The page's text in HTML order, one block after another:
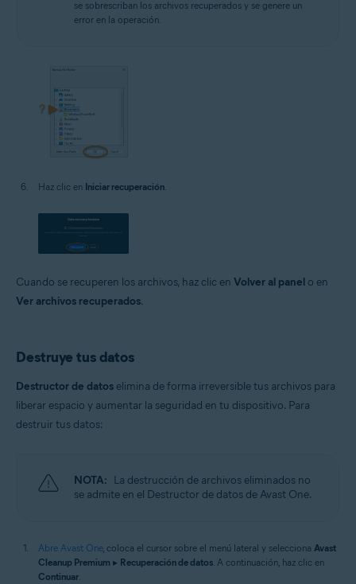
se sobrescriban los archivos recuperados y se genere un
error en la operación.
Haz clic en Iniciar recuperación
Cuando se recuperen los archivos, haz clic en Volver al panel o en
Ver archivos recuperados.
Destruye tus datos
Destructor de datos elimina de forma irreversible tus archivos para
liberar espacio y aumentar la seguridad en tu dispositivo. Para
destruir tus datos:
NOTA: La destrucción de archivos eliminados no
se admite en el Destructor de datos de Avast One.
Abre Avast One, coloca el cursor sobre el menú lateral y selecciona Avast
Cleanup Premium ▸ Recuperación de datos. A continuación, haz clic en
Continuar.